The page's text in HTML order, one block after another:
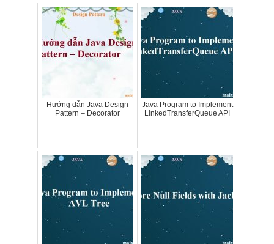
Hướng dẫn Java Design
Pattern – Decorator
Java Program to Implement
LinkedTransferQueue API